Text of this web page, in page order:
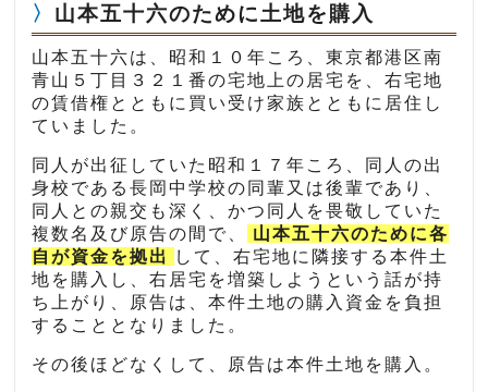
山本五十六のために土地を購入
山本五十六は、昭和１０年ころ、東京都港区南
青山５丁目３２１番の宅地上の居宅を、右宅地
の賃借権とともに買い受け家族とともに居住し
ていました。
同人が出征していた昭和１７年ころ、同人の出
身校である長岡中学校の同輩又は後輩であり、
同人との親交も深く、かつ同人を畏敬していた
複数名及び原告の間で、
山本五十六のために各
自が資金を拠出
して、右宅地に隣接する本件土
地を購入し、右居宅を増築しようという話が持
ち上がり、原告は、本件土地の購入資金を負担
することとなりました。
その後ほどなくして、原告は本件土地を購入。